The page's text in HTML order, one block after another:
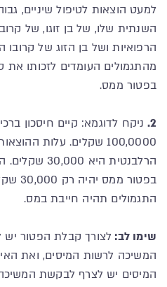
למעט הוצאות לטיפול שיניים,
השנתית שלו, של בן זוגו, של
הרפואיות ושל בן הזוג של
מהתגמולים העומדים לזכותו את
בפטור ממס.
2. ניקח לדוגמא: קיים חיסכון
100,0000 שקלים. עלות
הרלבנטית היא
התגמולים תהיה חייבת במס.
שימו לב: לצורך קבלת הפטור
המשיכה לרשות המיסים, ואת
המיסים יש לצרף לבקשת